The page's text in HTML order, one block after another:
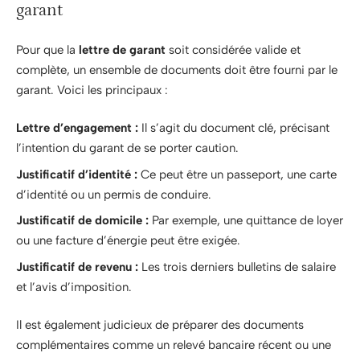
garant
Pour que la lettre de garant soit considérée valide et
complète, un ensemble de documents doit être fourni par le
garant. Voici les principaux :
Lettre d’engagement : Il s’agit du document clé, précisant
l’intention du garant de se porter caution.
Justificatif d’identité : Ce peut être un passeport, une carte
d’identité ou un permis de conduire.
Justificatif de domicile : Par exemple, une quittance de loyer
ou une facture d’énergie peut être exigée.
Justificatif de revenu : Les trois derniers bulletins de salaire
et l’avis d’imposition.
Il est également judicieux de préparer des documents
complémentaires comme un relevé bancaire récent ou une